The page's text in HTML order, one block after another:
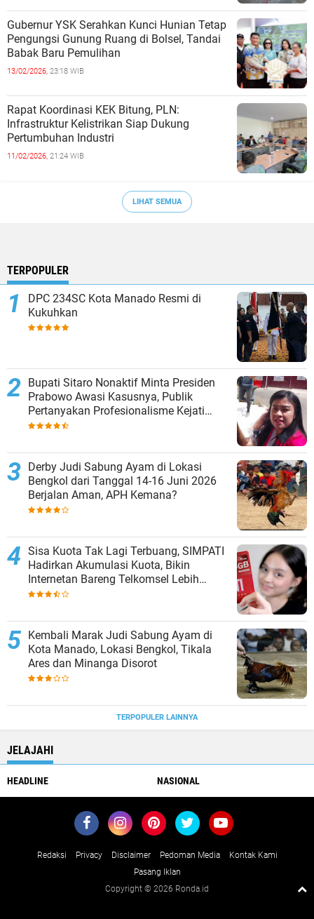
Gubernur YSK Serahkan Kunci Hunian Tetap
Pengungsi Gunung Ruang di Bolsel, Tandai
Babak Baru Pemulihan
13/02/2026, 23:18 WIB
Rapat Koordinasi KEK Bitung, PLN:
Infrastruktur Kelistrikan Siap Dukung
Pertumbuhan Industri
11/02/2026, 21:24 WIB
LIHAT SEMUA
TERPOPULER
DPC 234SC Kota Manado Resmi di
Kukuhkan
Bupati Sitaro Nonaktif Minta Presiden
Prabowo Awasi Kasusnya, Publik
Pertanyakan Profesionalisme Kejati
Sulut
Derby Judi Sabung Ayam di Lokasi
Bengkol dari Tanggal 14-16 Juni 2026
Berjalan Aman, APH Kemana?
Sisa Kuota Tak Lagi Terbuang, SIMPATI
Hadirkan Akumulasi Kuota, Bikin
Internetan Bareng Telkomsel Lebih
Worth it!
Kembali Marak Judi Sabung Ayam di
Kota Manado, Lokasi Bengkol, Tikala
Ares dan Minanga Disorot
TERPOPULER LAINNYA
JELAJAHI
HEADLINE NASIONAL
Redaksi Privacy Disclaimer Pedoman Media
Kontak Kami
Pasang Iklan
Copyright © 2026 Ronda.id